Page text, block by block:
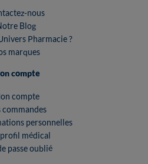
nous
Blog
Pharmacie ?
marques
compte
compte
commandes
personnelles
médical
passe oublié